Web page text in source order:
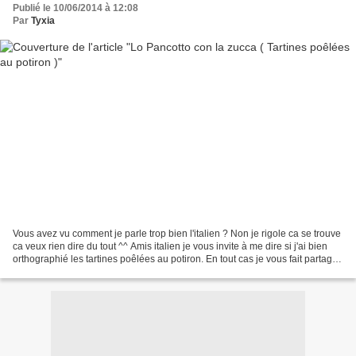
Publié le 10/06/2014 à 12:08
Par Tyxia
Vous avez vu comment je parle trop bien l'italien ? Non je rigole ca se trouve
ca veux rien dire du tout ^^ Amis italien je vous invite à me dire si j'ai bien
orthographié les tartines poêlées au potiron. En tout cas je vous fait partager